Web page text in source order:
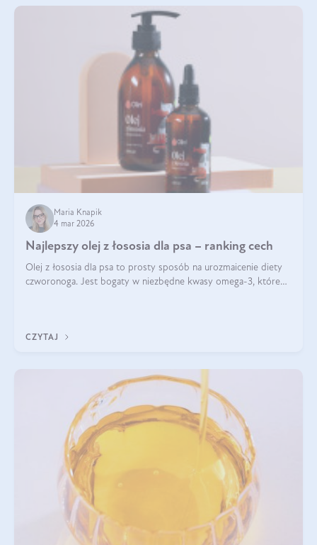
Maria Knapik
4 mar 2026
Najlepszy olej z łososia dla psa – ranking cech
Olej z łososia dla psa to prosty sposób na urozmaicenie diety
czworonoga. Jest bogaty w niezbędne kwasy omega-3, które
CZYTAJ